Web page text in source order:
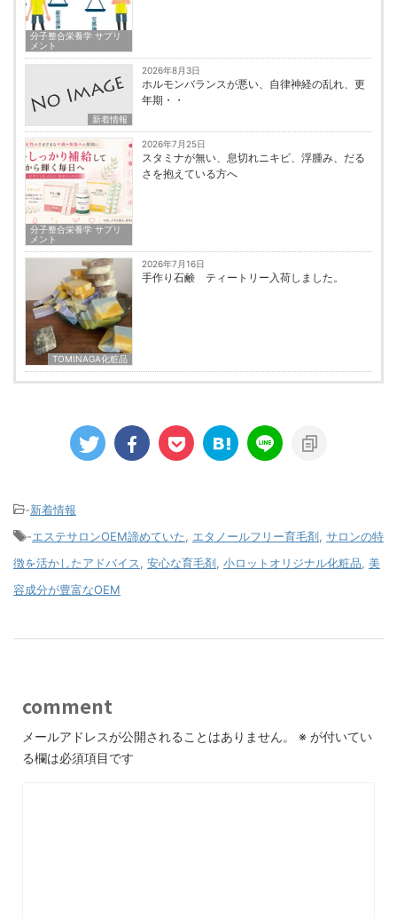
分子整合栄養学 サプリ
メント
新着情報
2026年8月3日
ホルモンバランスが悪い、自律神経の乱れ、更
年期・・
分子整合栄養学 サプリ
メント
2026年7月25日
スタミナが無い、息切れニキビ、浮腫み、だる
さを抱えている方へ
TOMINAGA化粧品
2026年7月16日
手作り石鹸 ティートリー入荷しました。
-新着情報
-エステサロンOEM諦めていた エタノールフリー育毛剤 サロンの特
徴を活かしたアドバイス
安心な育毛剤 小ロットオリジナル化粧品
美
容成分が豊富なOEM
comment
メールアドレスが公開されることはありません。 ※ が付いてい
る欄は必須項目です